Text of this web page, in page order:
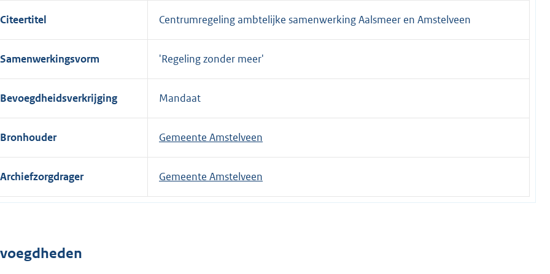
Citeertitel Centrumregeling ambtelijke samenwerking Aalsmeer en Amstelveen
Samenwerkingsvorm 'Regeling zonder meer'
Bevoegdheidsverkrijging Mandaat
Bronhouder Gemeente Amstelveen
Archiefzorgdrager Gemeente Amstelveen